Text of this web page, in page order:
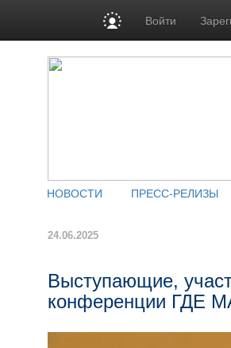
Войти
НОВОСТИ ПРЕСС-РЕЛИЗЫ
24.06.2025
Выступающие,
конференции ГДЕ